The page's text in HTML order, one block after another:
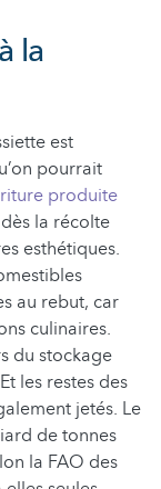
la
est
pourrait
produite
la récolte
esthétiques.
au rebut, car
culinaires.
du stockage
les restes des
jetés. Le
de tonnes
la FAO des